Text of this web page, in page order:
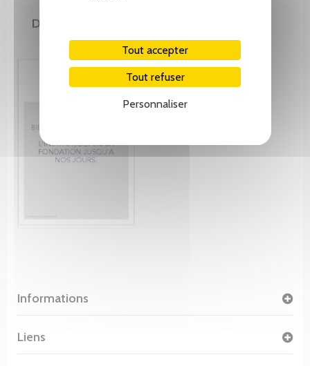
Tout accepter
Tout refuser
Personnaliser
DE MÊME AUTEUR(E)
Informations
Liens